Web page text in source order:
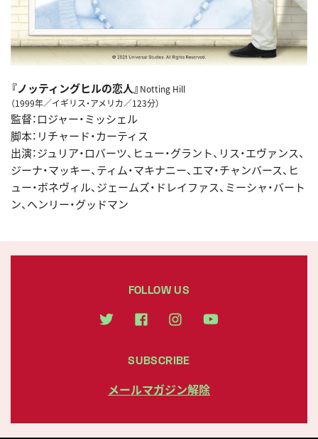
『ノッティングヒルの恋人』 Notting Hill
（1999年／イギリス・アメリカ／123分）
監督：ロジャー・ミッシェル
脚本：リチャード・カーティス
出演：ジュリア・ロバーツ、ヒュー・グラント、リス・エヴァンス、
ジーナ・マッキー、ティム・マキナニー、エマ・チャンバース、ヒ
ュー・ボネヴィル、ジェームズ・ドレイファス、ミーシャ・バート
ン、ヘンリー・グッドマン
FOLLOW US
SUBSCRIBE
メールマガジン解除